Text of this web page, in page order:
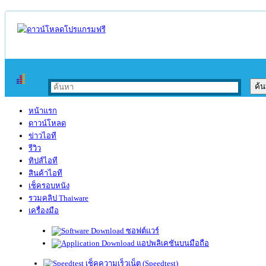
หน้าแรก
ดาวน์โหลด
ข่าวไอที
รีวิว
ทิปส์ไอที
สินค้าไอที
เช็ครอบหนัง
รวมคลิป Thaiware
เครื่องมือ
ซอฟต์แวร์
แอปพลิเคชันบนมือถือ
เช็คความเร็วเน็ต (Speedtest)